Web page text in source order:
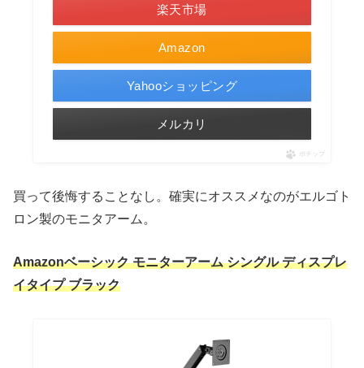
Amazon
楽天市場
Yahooショッピング
メルカリ
ポチップ
買って後悔することなし。確実にオススメなのがエルゴト
ロン製のモニタアーム。
Amazonベーシック モニターアーム シングル ディスプレ
イタイプ ブラック